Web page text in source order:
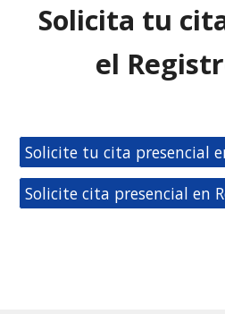
Solicita tu
el